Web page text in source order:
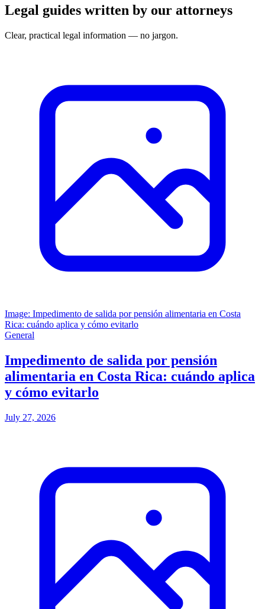
Legal guides written by our attorneys
Clear, practical legal information — no jargon.
Image: Impedimento de salida por pensión alimentaria en Costa
Rica: cuándo aplica y cómo evitarlo
General
Impedimento de salida por pensión
alimentaria en Costa Rica: cuándo aplica
y cómo evitarlo
July 27, 2026